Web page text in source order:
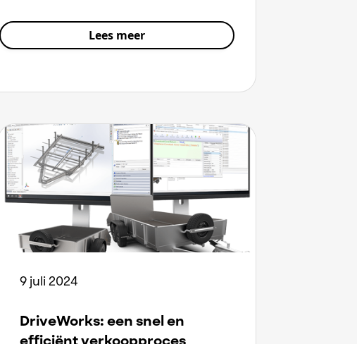
Lees meer
9 juli 2024
DriveWorks: een snel en